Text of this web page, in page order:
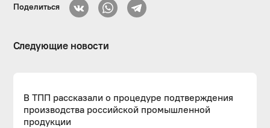
Поделиться
Следующие новости
В ТПП рассказали о процедуре подтверждения
производства российской промышленной
продукции